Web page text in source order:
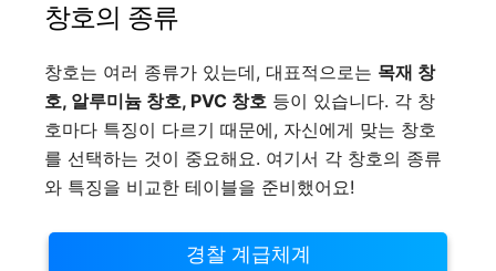
창호의 종류
창호는 여러 종류가 있는데, 대표적으로는 목재 창
호, 알루미늄 창호, PVC 창호 등이 있습니다. 각 창
호마다 특징이 다르기 때문에, 자신에게 맞는 창호
를 선택하는 것이 중요해요. 여기서 각 창호의 종류
와 특징을 비교한 테이블을 준비했어요!
경찰 계급체계